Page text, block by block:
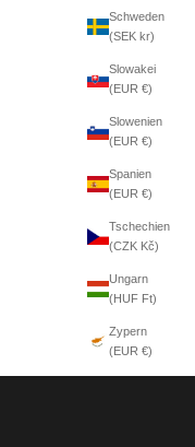
Schweden
(SEK kr)
Slowakei
(EUR €)
Slowenien
(EUR €)
Spanien
(EUR €)
Tschechien
(CZK Kč)
Ungarn
(HUF Ft)
Zypern
(EUR €)